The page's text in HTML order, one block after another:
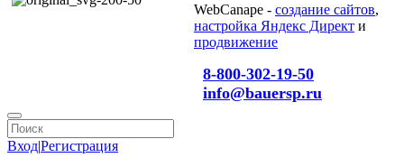
WebCanape - создание сайтов,
настройка Яндекс Директ и
продвижение
8-800-302-19-50
info@bauersp.ru
Вход|Регистрация